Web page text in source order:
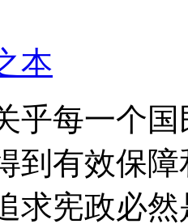
本
乎每一个
到有效保
求宪政必